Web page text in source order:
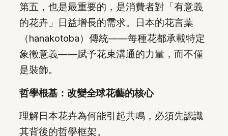
第五，也是最重要的，是消費者對「有意義
的花卉」日益增長的需求。日本的花言葉
（hanakotoba）傳統——每種花都承載特定
象徵意義——賦予花束溝通的力量，而不僅
是裝飾。
哲學根基：改變全球花藝的核心
理解日本花卉為何能引起共鳴，必須先認識
其背後的哲學框架。